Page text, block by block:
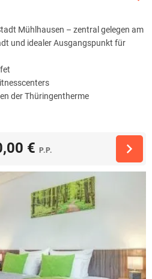
Mühlhausen – zentral gelegen am
und idealer Ausgangspunkt für
der Thüringentherme
€ P.P.